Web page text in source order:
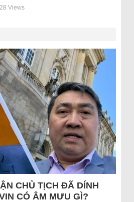
Views
CHỦ TỊCH ĐÃ DÍNH
CÓ ÂM MƯU GÌ?